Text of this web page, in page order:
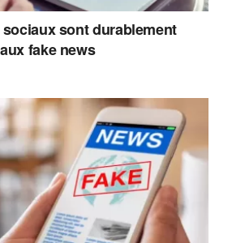
sont durablement
fake news